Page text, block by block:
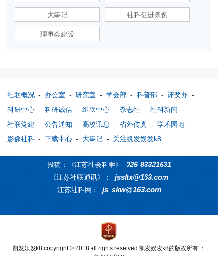
大事记 社科促进条例
理事会建设
社联概况 - 办公室 - 研究室 - 学会部 - 科普部 - 评奖办 -
科研中心 - 科研诚信 - 组联中心 - 杂志社 - 社科新闻 -
社联党建 - 公告通知 - 高校讯息 - 省外传真 - 学术园地 -
影像社科 - 下载中心 - 大事记 - 关注凯发娱发k8
投稿：《江苏社会科学》 025-83321531
《江苏社联通讯》： jssltx@163.com
江苏社科网： js_skw@163.com
凯发娱发k8 copyright © 2018 all rights reserved 凯发娱发k8的版权所有 ：